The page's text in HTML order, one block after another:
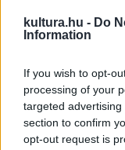
kultura.hu - Do
Information
If you wish to opt-
processing of your
targeted
section to confirm
opt-out request is
tagjai, illetve a
jelentkező
régészek a még
közvetlen
belső területén
aljnövényzetet.